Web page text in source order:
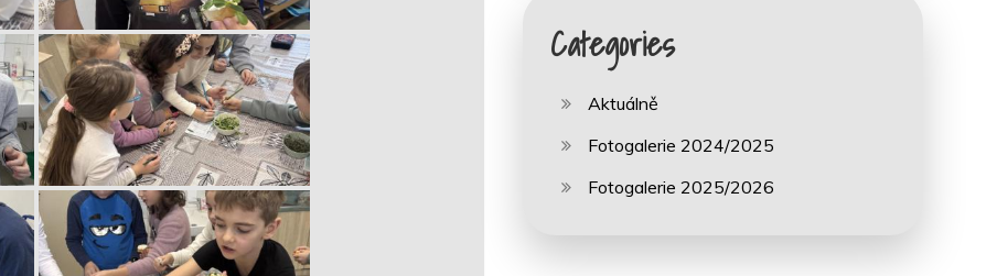
Categories
Aktuálně
Fotogalerie 2024/2025
Fotogalerie 2025/2026